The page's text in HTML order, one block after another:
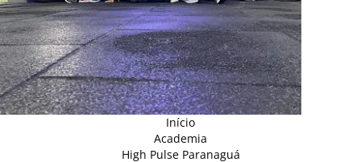
Início
Academia
High Pulse Paranaguá